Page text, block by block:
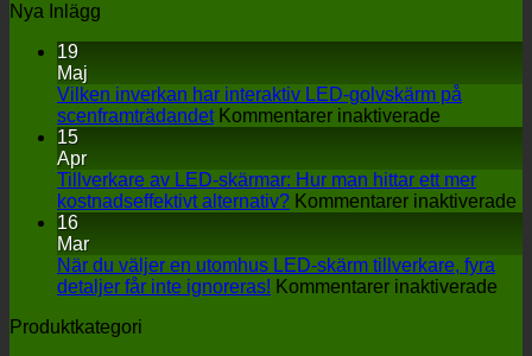
Nya Inlägg
19
Maj
Vilken inverkan har interaktiv LED-golvskärm på
scenframträdandet Kommentarer inaktiverade
har
interaktiv
på
15
Apr
Tillverkare av LED-skärmar: Hur man hittar ett mer
kostnadseffektivt alternativ? Kommentarer inaktiverade
16
Mar
När du väljer en utomhus LED-skärm tillverkare, fyra
detaljer får inte ignoreras! Kommentarer inaktiverade
Produktkategori